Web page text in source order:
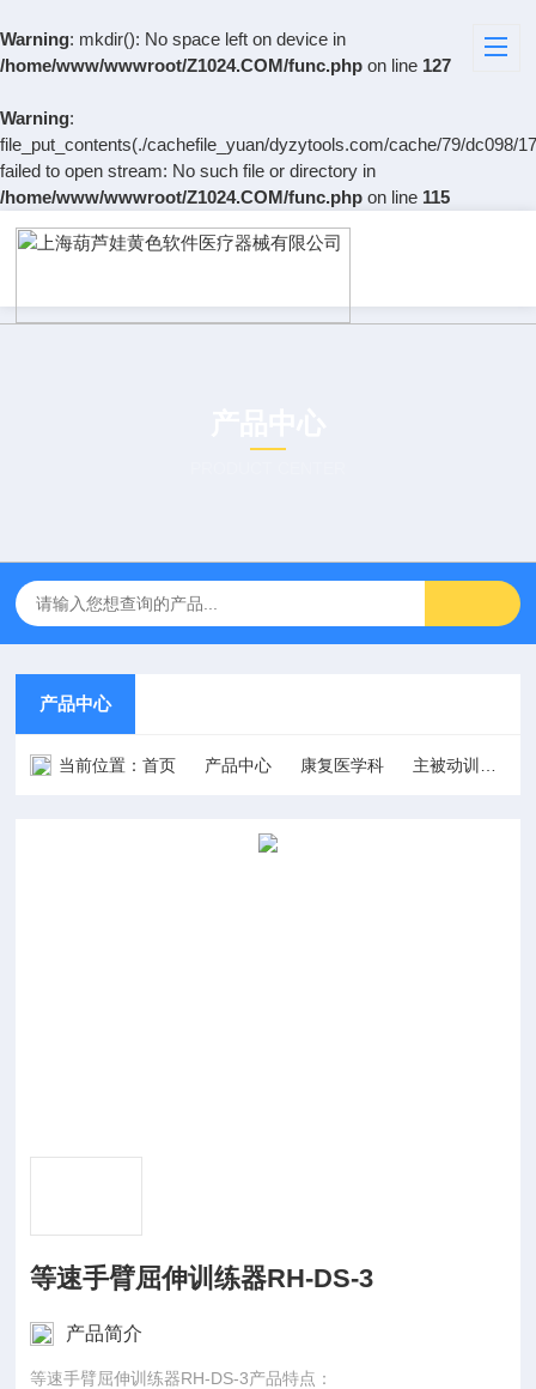
Warning: mkdir(): No space left on device in
/home/www/wwwroot/Z1024.COM/func.php on line 127
Warning:
file_put_contents(./cachefile_yuan/dyzytools.com/cache/79/dc098/
failed to open stream: No such file or directory in
/home/www/wwwroot/Z1024.COM/func.php on line 115
产品中心
当前位置：首页 产品中心 康复医学科 主被动训练/肢体康复训练
等速手臂屈伸训练器RH-DS-3
产品简介
等速手臂屈伸训练器RH-DS-3产品特点：